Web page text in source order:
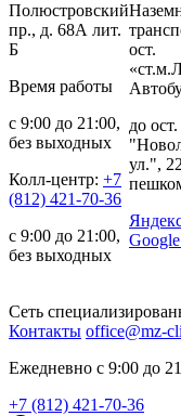
Полюстровский
пр., д. 68А лит.
Б
Время работы
с 9:00 до 21:00,
без выходных
Колл-центр: +7
(812) 421-70-36
с 9:00 до 21:00,
без выходных
ост.
до ост.
ул.",
Сеть
Контакты office@mz-
Ежедневно с 9:00 до
+7 (812) 421-70-36